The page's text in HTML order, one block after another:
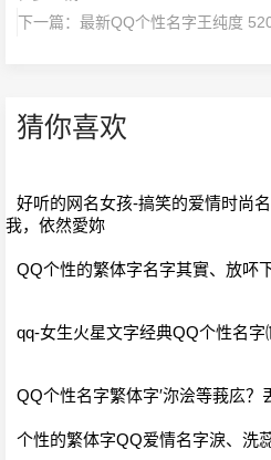
下一篇： 最新QQ个性名字王纯度
猜你喜欢
好听的网名女孩-搞笑的爱情时尚
我，依然愛妳
QQ个性的繁体字名字其實、放吥
qq-女生火星文字经典QQ个性名
QQ个性名字繁体字′沵浍等莪庅？
个性的繁体字QQ爱情名字淚、洗